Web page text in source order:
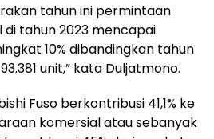
tahun ini permintaan
tahun 2023 mencapai
10% dibandingkan tahun
unit,” kata Duljatmono.
Fuso berkontribusi 41,1% ke
komersial atau sebanyak